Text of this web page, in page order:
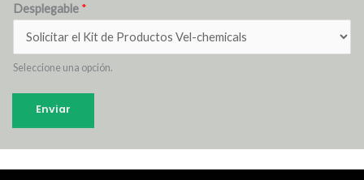
Desplegable *
Seleccione una opción.
Enviar